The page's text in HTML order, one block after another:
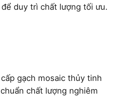
duy trì chất lượng tối ưu.
gạch mosaic thủy tinh
chất lượng nghiêm